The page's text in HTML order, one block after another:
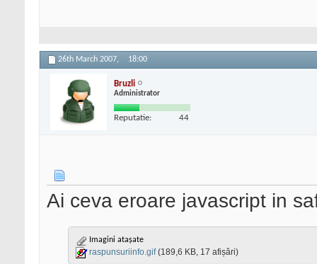
26th March 2007, 18:00
Bruzli
Administrator
Reputatie: 44
Ai ceva eroare javascript in
Imagini atașate
raspunsuriinfo.gif (189,6 KB, 17 afișări)